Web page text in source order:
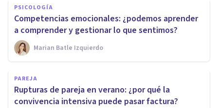
PSICOLOGÍA
Competencias emocionales: ¿podemos aprender
a comprender y gestionar lo que sentimos?
Marian Batle Izquierdo
PAREJA
Rupturas de pareja en verano: ¿por qué la
convivencia intensiva puede pasar factura?